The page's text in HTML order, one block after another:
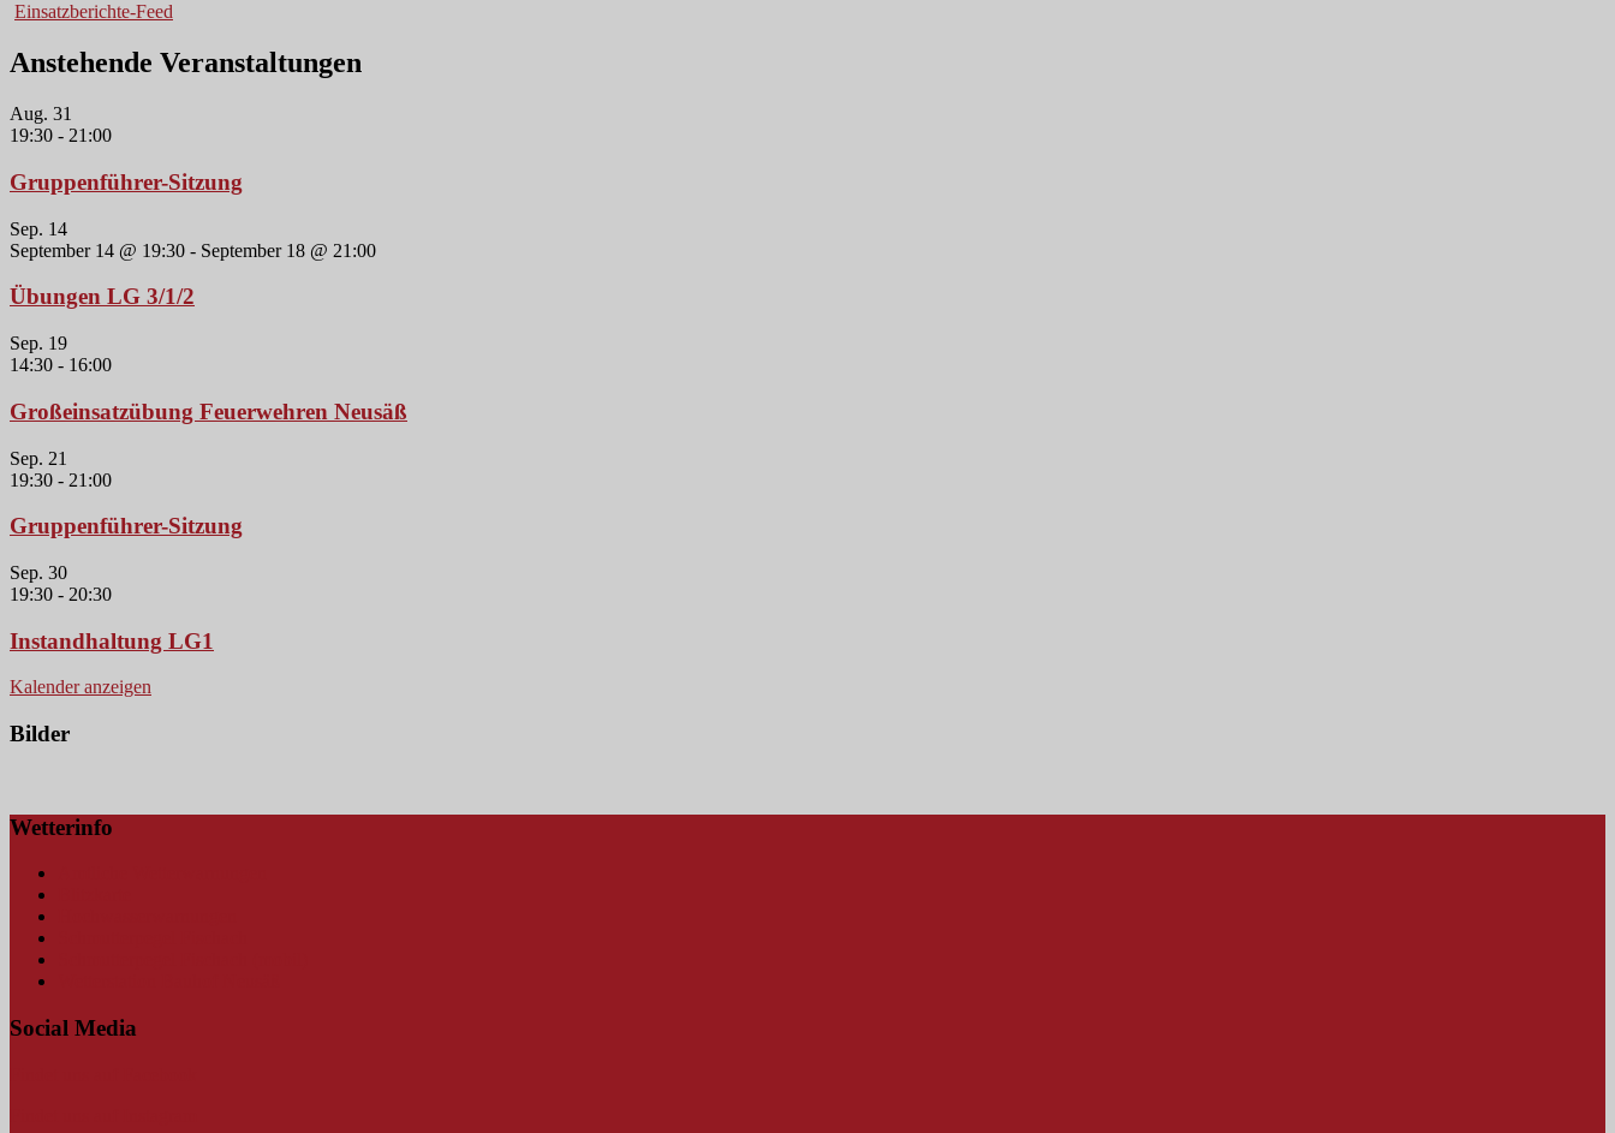
Einsatzberichte-Feed
Anstehende Veranstaltungen
Aug. 31
19:30 - 21:00
Gruppenführer-Sitzung
Sep. 14
September 14 @ 19:30 - September 18 @ 21:00
Übungen LG 3/1/2
Sep. 19
14:30 - 16:00
Großeinsatzübung Feuerwehren Neusäß
Sep. 21
19:30 - 21:00
Gruppenführer-Sitzung
Sep. 30
19:30 - 20:30
Instandhaltung LG1
Kalender anzeigen
Bilder
Wetterinfo
Social Media